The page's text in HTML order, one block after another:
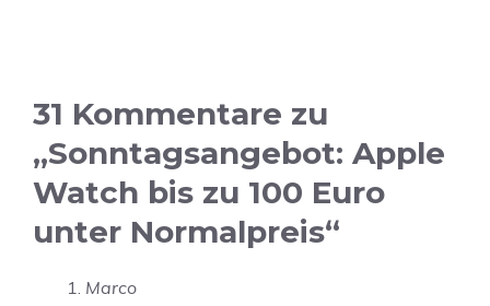
31 Kommentare zu
„Sonntagsangebot: Apple
Watch bis zu 100 Euro
unter Normalpreis“
Marco